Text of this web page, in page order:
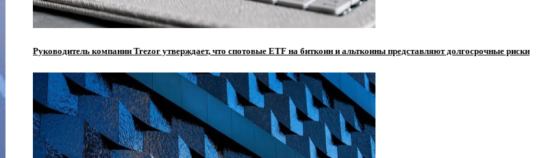
Руководитель компании Trezor утверждает, что спотовые ETF на биткоин и альткоины представляют долгосрочные риски